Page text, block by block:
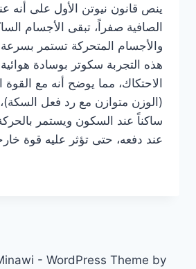
ينص قانون نيوتن الأول على أنه
الصافية صفراً، تبقى الأجسام
والأجسام المتحركة تستمر بسرعة
هذه التجربة سكوتر بوسادة
الاحتكاك، مما يوضح أنه مع القوة
(الوزن متوازن مع رد فعل
ساكناً عند السكون ويستمر
عند دفعه، حتى تؤثر عليه قوة
- WordPress Theme by